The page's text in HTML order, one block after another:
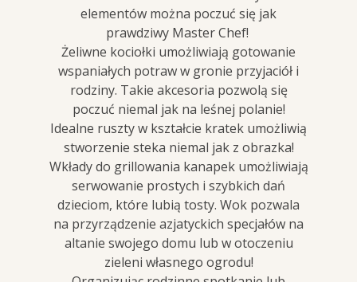
elementów można poczuć się jak
prawdziwy Master Chef!
Żeliwne kociołki umożliwiają gotowanie
wspaniałych potraw w gronie przyjaciół i
rodziny. Takie akcesoria pozwolą się
poczuć niemal jak na leśnej polanie!
Idealne ruszty w kształcie kratek umożliwią
stworzenie steka niemal jak z obrazka!
Wkłady do grillowania kanapek umożliwiają
serwowanie prostych i szybkich dań
dzieciom, które lubią tosty. Wok pozwala
na przyrządzenie azjatyckich specjałów na
altanie swojego domu lub w otoczeniu
zieleni własnego ogrodu!